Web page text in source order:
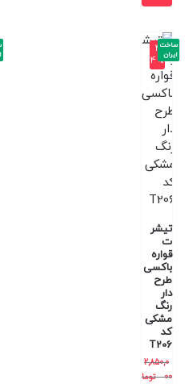
-4
4%
تیشر
ت
قواره
باکسی
طرح
دار
رنگ
مشکی
کد
T206
2,850,0
00
توما
ساخت
ایران